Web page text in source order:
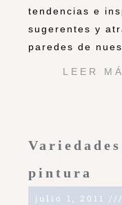
tendencias e
sugerentes y
paredes de
LEER
pintura
julio 1, 2011